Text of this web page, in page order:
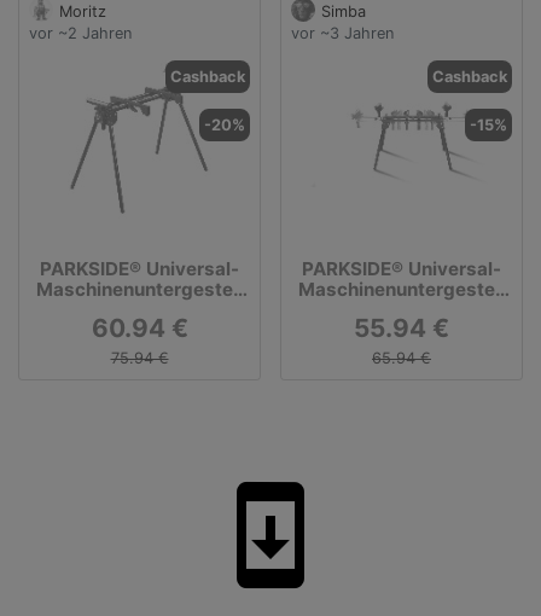
Moritz
vor ~2 Jahren
Cashback
-20%
PARKSIDE® Universal-
Maschinenuntergestell
Gestellhöhe 78 cm
60.94 €
75.94 €
Simba
vor ~3 Jahren
Cashback
-15%
PARKSIDE® Universal-
Maschinenuntergestell
cm, mit variablem
Maschinenträger
55.94 €
65.94 €
system_update